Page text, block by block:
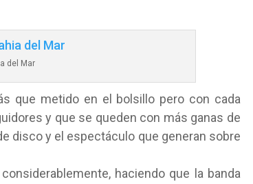
del Mar
que metido en el bolsillo pero con cada
y que se queden con más ganas de
disco y el espectáculo que generan sobre
haciendo que la banda